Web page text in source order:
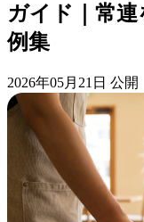
ガイド｜常
例集
2026年05月21日 公開